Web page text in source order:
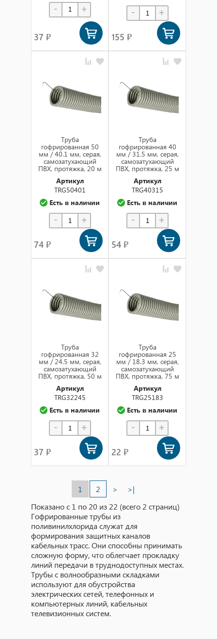
- +
37 ₽
- +
155 ₽
Труба
гофрированная 50
мм / 40.1 мм, серая,
самозатухающий
ПВХ, протяжка, 20 м
Артикул
TRG50401
Есть в наличии
- +
74 ₽
Труба
гофрированная 40
мм / 31.5 мм, серая,
самозатухающий
ПВХ, протяжка, 25 м
Артикул
TRG40315
Есть в наличии
- +
54 ₽
Труба
гофрированная 32
мм / 24.5 мм, серая,
самозатухающий
ПВХ, протяжка, 50 м
Артикул
TRG32245
Есть в наличии
- +
37 ₽
Труба
гофрированная 25
мм / 18.3 мм, серая,
самозатухающий
ПВХ, протяжка, 75 м
Артикул
TRG25183
Есть в наличии
- +
22 ₽
1 2 >
>|
Показано с 1 по 20 из 22 (всего 2 страниц)
Гофрированные трубы из
поливинилхлорида служат для
формирования защитных каналов
кабельных трасс. Они способны принимать
сложную форму, что облегчает прокладку
линий передачи в труднодоступных местах.
Трубы с волнообразными складками
используют для обустройства
электрических сетей, телефонных и
компьютерных линий, кабельных
телевизионных систем.